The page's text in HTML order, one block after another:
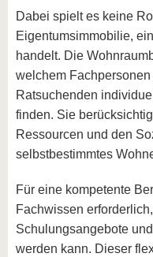
Dabei spielt es keine
Eigentumsimmobilie,
handelt. Die
welchem
Ratsuchenden
finden. Sie
Ressourcen und den
selbstbestimmtes
Für eine kompetente
Fachwissen
Schulungsangebote
werden kann. Dieser